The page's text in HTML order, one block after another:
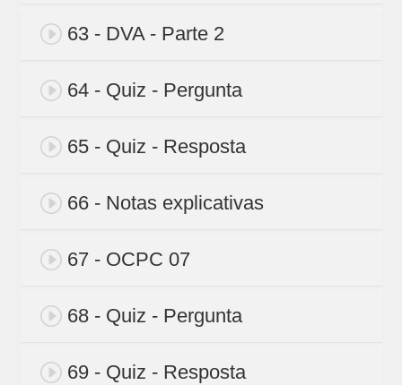
63 - DVA - Parte 2
64 - Quiz - Pergunta
65 - Quiz - Resposta
66 - Notas explicativas
67 - OCPC 07
68 - Quiz - Pergunta
69 - Quiz - Resposta